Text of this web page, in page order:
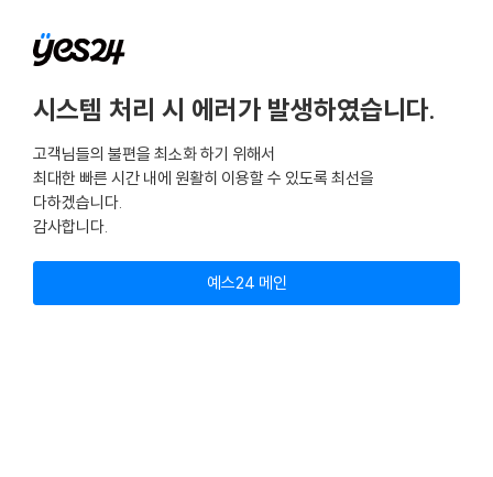
시스템 처리 시 에러가 발생하였습니다.
고객님들의 불편을 최소화 하기 위해서
최대한 빠른 시간 내에 원활히 이용할 수 있도록 최선을
다하겠습니다.
감사합니다.
예스24 메인